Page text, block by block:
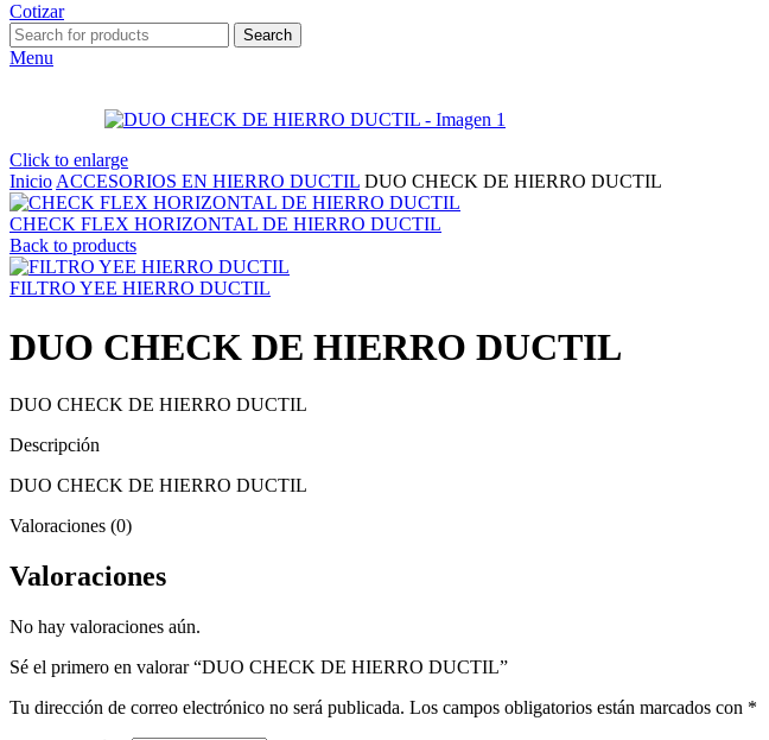
Cotizar
Search
Menu
Click to enlarge
InicioACCESORIOS EN HIERRO DUCTIL DUO CHECK DE HIERRO DUCTIL
CHECK FLEX HORIZONTAL DE HIERRO DUCTIL
Back to products
FILTRO YEE HIERRO DUCTIL
DUO CHECK DE HIERRO DUCTIL
DUO CHECK DE HIERRO DUCTIL
Descripción
DUO CHECK DE HIERRO DUCTIL
Valoraciones (0)
Valoraciones
No hay valoraciones aún.
Sé el primero en valorar “DUO CHECK DE HIERRO DUCTIL”
Tu dirección de correo electrónico no será publicada. Los campos obligatorios están marcados con *